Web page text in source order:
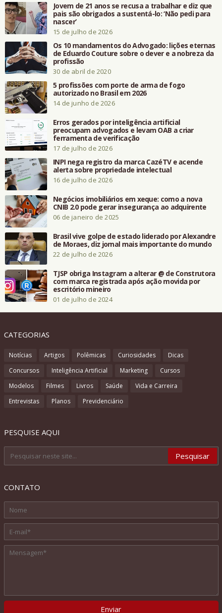
Jovem de 21 anos se recusa a trabalhar e diz que
pais são obrigados a sustentá-lo: ‘Não pedi para
nascer’
15 de julho de 2026
Os 10 mandamentos do Advogado: lições eternas
de Eduardo Couture sobre o dever e a nobreza da
profissão
30 de abril de 2020
5 profissões com porte de arma de fogo
autorizado no Brasil em 2026
14 de junho de 2026
Erros gerados por inteligência artificial
preocupam advogados e levam OAB a criar
ferramenta de verificação
17 de julho de 2026
INPI nega registro da marca CazéTV e acende
alerta sobre propriedade intelectual
16 de julho de 2026
Negócios imobiliários em xeque: como a nova
CNIB 2.0 pode gerar insegurança ao adquirente
06 de janeiro de 2025
Brasil vive golpe de estado liderado por Alexandre
de Moraes, diz jornal mais importante do mundo
22 de julho de 2026
TJSP obriga Instagram a alterar @ de Construtora
com marca registrada após ação movida por
escritório mineiro
01 de julho de 2024
CATEGORIAS
Notícias Artigos Polêmicas Curiosidades
Dicas
Concursos
Inteligência Artificial Marketing
Cursos
Modelos
Filmes Livros Saúde
Vida e Carreira
Entrevistas
Planos Previdenciário
PESQUISE AQUI
CONTATO